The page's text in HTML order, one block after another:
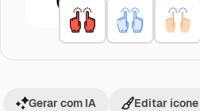
Gerar com IA Editar ícone